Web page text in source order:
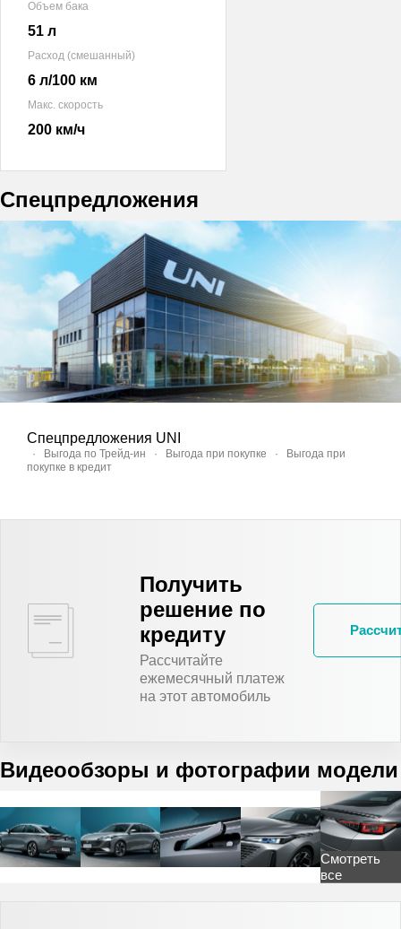
Объем бака
51 л
Расход (смешанный)
6 л/100 км
Макс. скорость
200 км/ч
Спецпредложения
Спецпредложения UNI
· Выгода по Трейд-ин · Выгода при покупке ·
Выгода при
покупке в кредит
Получить
решение по
кредиту
Рассчитайте
ежемесячный платеж
на этот автомобиль
Видеообзоры и фотографии модели
Смотреть
все